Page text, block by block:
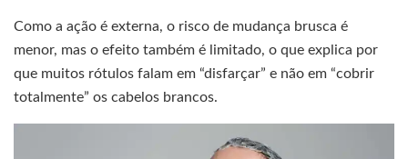
Como a ação é externa, o risco de mudança brusca é
menor, mas o efeito também é limitado, o que explica por
que muitos rótulos falam em “disfarçar” e não em “cobrir
totalmente” os cabelos brancos.